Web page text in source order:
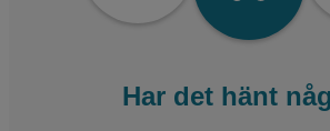
Har det hänt